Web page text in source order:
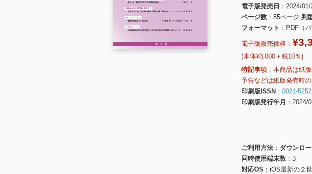
電子版発売日
2024/01/
ページ数
85ページ 判
フォーマット
PDF（
電子版販売価格：
(本体¥3,000＋税10％)
特記事項
本商品は紙
予告などは紙版発売時の
印刷版ISSN
0021-5252
印刷版発行年月
2024/
ご利用方法
ダウンロ
同時使用端末数
3
対応OS
iOS最新の２